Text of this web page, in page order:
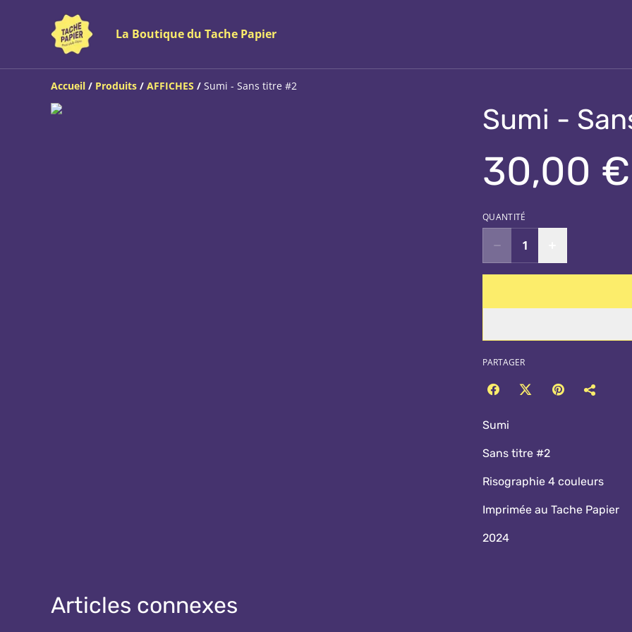
La Boutique du Tache Papier
Accueil / Produits / AFFICHES / Sumi - Sans titre #2
Sumi -
30,00 €
QUANTITÉ
PARTAGER
Sumi
Sans titre #2
Risographie 4 couleurs
Imprimée au Tache Papier
2024
Articles connexes